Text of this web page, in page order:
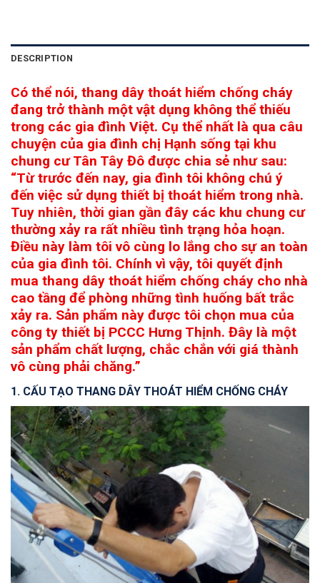
DESCRIPTION
Có thể nói, thang dây thoát hiểm chống cháy
đang trở thành một vật dụng không thể thiếu
trong các gia đình Việt. Cụ thể nhất là qua câu
chuyện của gia đình chị Hạnh sống tại khu
chung cư Tân Tây Đô được chia sẻ như sau:
“Từ trước đến nay, gia đình tôi không chú ý
đến việc sử dụng thiết bị thoát hiểm trong nhà.
Tuy nhiên, thời gian gần đây các khu chung cư
thường xảy ra rất nhiều tình trạng hỏa hoạn.
Điều này làm tôi vô cùng lo lắng cho sự an toàn
của gia đình tôi. Chính vì vậy, tôi quyết định
mua thang dây thoát hiểm chống cháy cho nhà
cao tầng để phòng những tình huống bất trắc
xảy ra. Sản phẩm này được tôi chọn mua của
công ty thiết bị PCCC Hưng Thịnh. Đây là một
sản phẩm chất lượng, chắc chắn với giá thành
vô cùng phải chăng.”
1. CẤU TẠO THANG DÂY THOÁT HIỂM CHỐNG CHÁY